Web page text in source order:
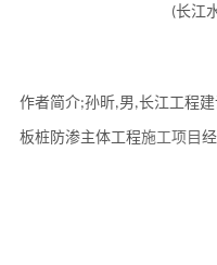
(长江
作者简介;孙昕,男,长江工程建
板桩防渗主体工程施工项目